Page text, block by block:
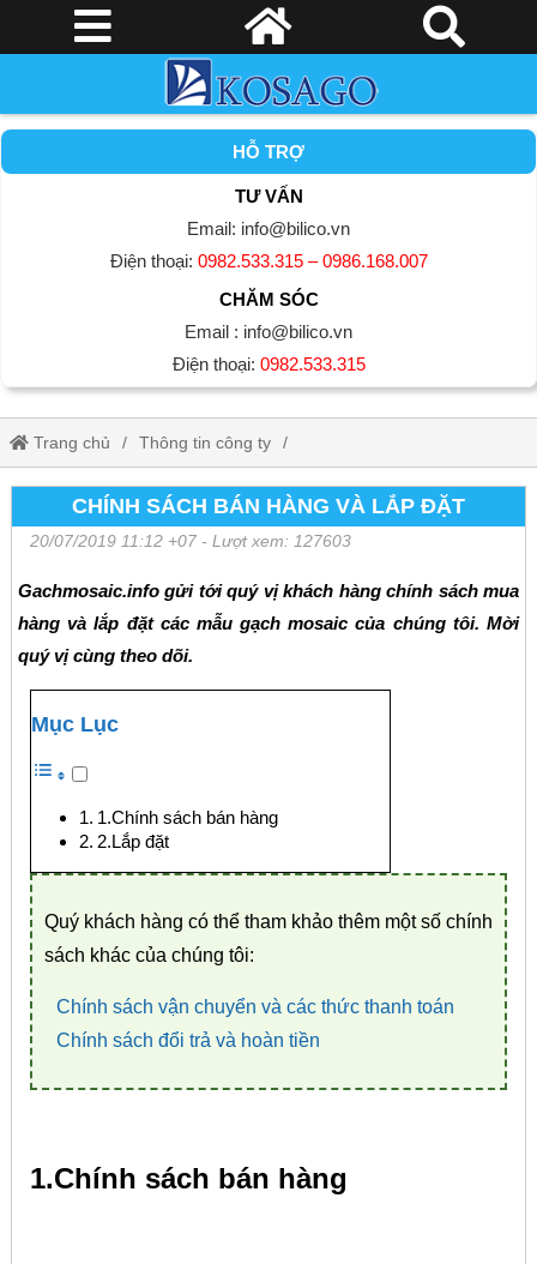
HỖ TRỢ
TƯ VẤN
Email: info@bilico.vn
Điện thoại: 0982.533.315 – 0986.168.007
CHĂM SÓC
Email : info@bilico.vn
Điện thoại: 0982.533.315
Trang chủ Thông tin công ty
Chính Sách Bán Hàng Và Lắp Đặt
CHÍNH SÁCH BÁN HÀNG VÀ LẮP ĐẶT
20/07/2019 11:12 +07 - Lượt xem: 127603
Gachmosaic.info gửi tới quý vị khách hàng chính sách mua
hàng và lắp đặt các mẫu gạch mosaic của chúng tôi. Mời
quý vị cùng theo dõi.
Mục Lục
1.Chính sách bán hàng
2.Lắp đặt
Quý khách hàng có thể tham khảo thêm một số chính
sách khác của chúng tôi:
Chính sách vận chuyển và các thức thanh toán
Chính sách đổi trả và hoàn tiền
1.Chính sách bán hàng